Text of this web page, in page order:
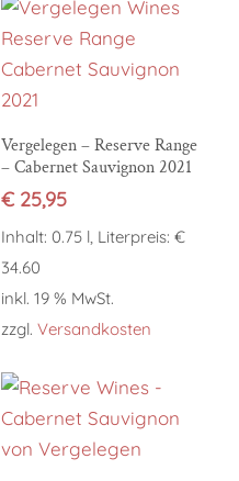
In den Warenkorb
Vergelegen – Reserve Range
– Cabernet Sauvignon 2021
€25,95
Inhalt: 0.75 l, Literpreis: €
34.60
inkl. 19 % MwSt.
zzgl.Versandkosten